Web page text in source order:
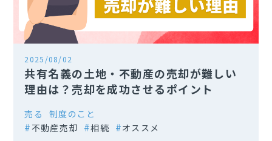
2025/08/02
共有名義の土地・不動産の売却が難しい
理由は？売却を成功させるポイント
売る
制度のこと
不動産売却
相続 オススメ